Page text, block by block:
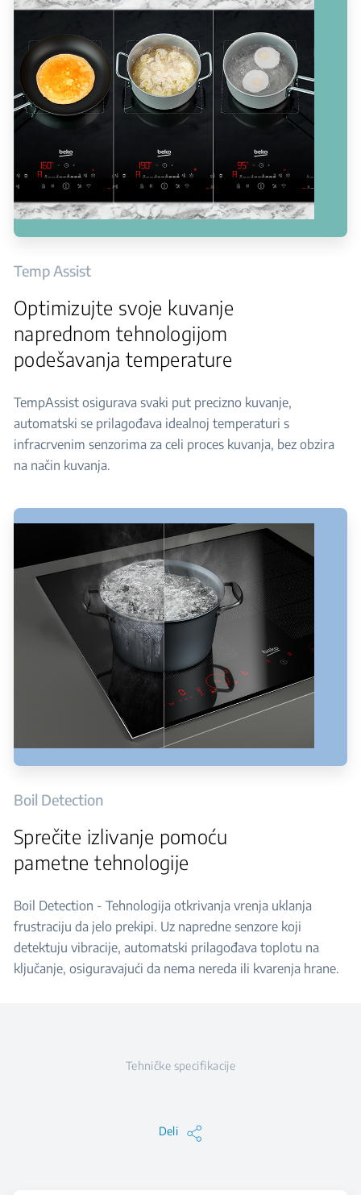
Temp Assist
Optimizujte svoje kuvanje
naprednom tehnologijom
podešavanja temperature
TempAssist osigurava svaki put precizno kuvanje,
automatski se prilagođava idealnoj temperaturi s
infracrvenim senzorima za celi proces kuvanja, bez obzira
na način kuvanja.
Boil Detection
Sprečite izlivanje pomoću
pametne tehnologije
Boil Detection - Tehnologija otkrivanja vrenja uklanja
frustraciju da jelo prekipi. Uz napredne senzore koji
detektuju vibracije, automatski prilagođava toplotu na
ključanje, osiguravajući da nema nereda ili kvarenja hrane.
Tehničke specifikacije
Deli